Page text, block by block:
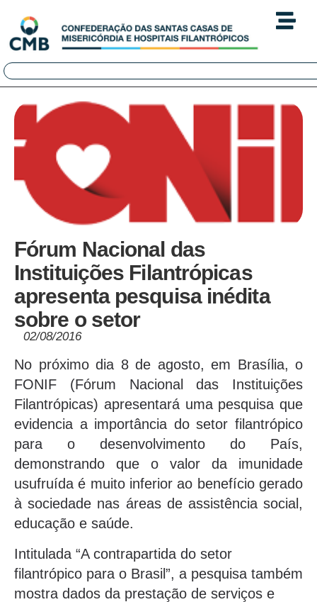
Fórum Nacional das
Instituições Filantrópicas
apresenta pesquisa inédita
sobre o setor
02/08/2016
No próximo dia 8 de agosto, em Brasília, o
FONIF (Fórum Nacional das Instituições
Filantrópicas) apresentará uma pesquisa que
evidencia a importância do setor filantrópico
para o desenvolvimento do País,
demonstrando que o valor da imunidade
usufruída é muito inferior ao benefício gerado
à sociedade nas áreas de assistência social,
educação e saúde.
Intitulada “A contrapartida do setor
filantrópico para o Brasil”, a pesquisa também
mostra dados da prestação de serviços e